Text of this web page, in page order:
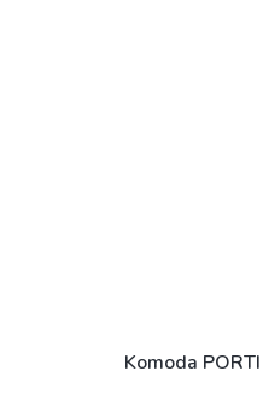
Komoda